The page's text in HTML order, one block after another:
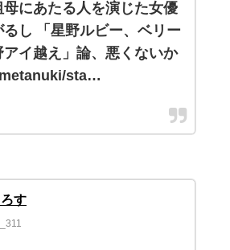
にあたる人を演じた女優
し 「星野ルビー、ベリー
アイ越え」論、悪くないか
sta…
す